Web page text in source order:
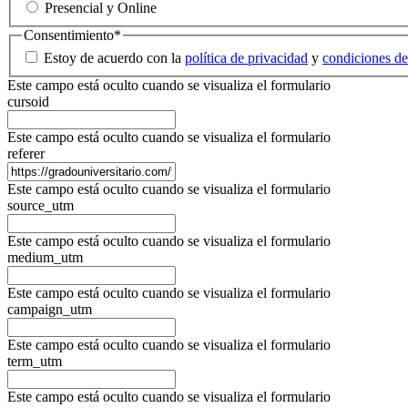
Presencial y Online
Consentimiento*
Estoy de acuerdo con la política de privacidad y condiciones
Este campo está oculto cuando se visualiza el formulario
cursoid
Este campo está oculto cuando se visualiza el formulario
referer
Este campo está oculto cuando se visualiza el formulario
source_utm
Este campo está oculto cuando se visualiza el formulario
medium_utm
Este campo está oculto cuando se visualiza el formulario
campaign_utm
Este campo está oculto cuando se visualiza el formulario
term_utm
Este campo está oculto cuando se visualiza el formulario